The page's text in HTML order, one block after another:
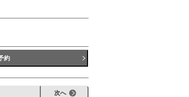
約
次へ